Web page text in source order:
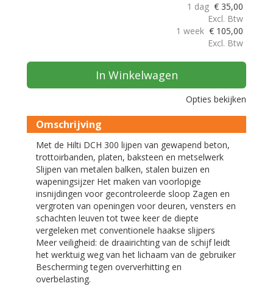
1 dag € 35,00
Excl. Btw
1 week € 105,00
Excl. Btw
In Winkelwagen
Opties bekijken
Omschrijving
Met de Hilti DCH 300 lijpen van gewapend beton,
trottoirbanden, platen, baksteen en metselwerk
Slijpen van metalen balken, stalen buizen en
wapeningsijzer Het maken van voorlopige
insnijdingen voor gecontroleerde sloop Zagen en
vergroten van openingen voor deuren, vensters en
schachten leuven tot twee keer de diepte
vergeleken met conventionele haakse slijpers
Meer veiligheid: de draairichting van de schijf leidt
het werktuig weg van het lichaam van de gebruiker
Bescherming tegen oververhitting en
overbelasting.